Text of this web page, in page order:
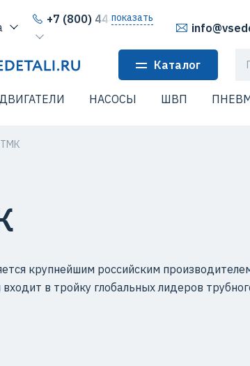
+7 (800) 444-64-80
показать
Каталог
НАСОСЫ ШВП
ТМК
крупнейшим российским
в тройку глобальных лидеров